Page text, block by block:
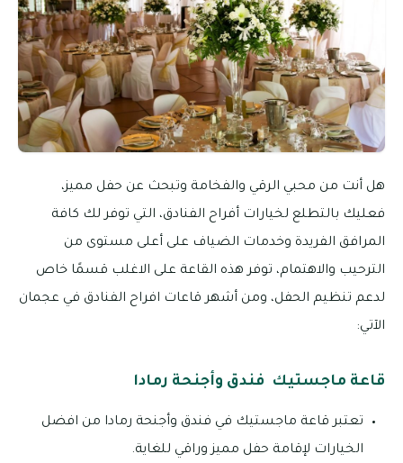
هل أنت من محبي الرقي والفخامة وتبحث عن حفل مميز،
فعليك بالتطلع لخيارات أفراح الفنادق، التي توفر لك كافة
المرافق الفريدة وخدمات الضياف على أعلى مستوى من
الترحيب والاهتمام، توفر هذه القاعة على الاغلب قسمًا خاص
لدعم تنظيم الحفل، ومن أشهر قاعات افراح الفنادق في عجمان
الآتي:
قاعة ماجستيك فندق وأجنحة رمادا
تعتبر قاعة ماجستيك في فندق وأجنحة رمادا من افضل
الخيارات لإقامة حفل مميز وراقي للغاية.